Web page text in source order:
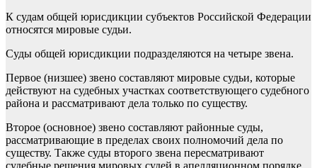
К судам общей юрисдикции субъектов Российской Федерации
относятся мировые судьи.
Суды общей юрисдикции подразделяются на четыре звена.
Первое (низшее) звено составляют мировые судьи, которые
действуют на судебных участках соответствующего судебного
района и рассматривают дела только по существу.
Второе (основное) звено составляют районные суды,
рассматривающие в пределах своих полномочий дела по
существу. Также суды второго звена пересматривают
судебные решения мировых судей в апелляционном порядке.